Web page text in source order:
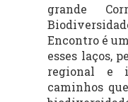
grande
Encontro é
esses laços,
regional e
caminhos